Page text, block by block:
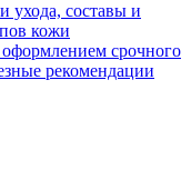
ухода, составы и
кожи
срочного
рекомендации